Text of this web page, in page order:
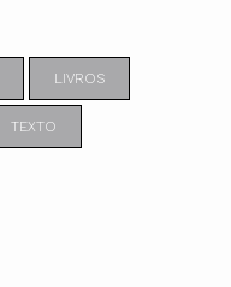
LIVROS
TEXTO